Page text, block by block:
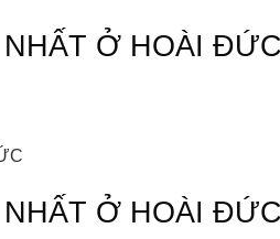
Ở HOÀI ĐỨC
Ở HOÀI ĐỨC